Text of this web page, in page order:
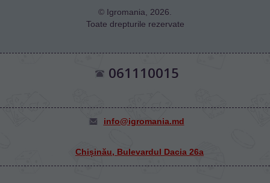
© Igromania, 2026.
Toate drepturile rezervate
061110015
info@igromania.md
Chișinău, Bulevardul Dacia 26а